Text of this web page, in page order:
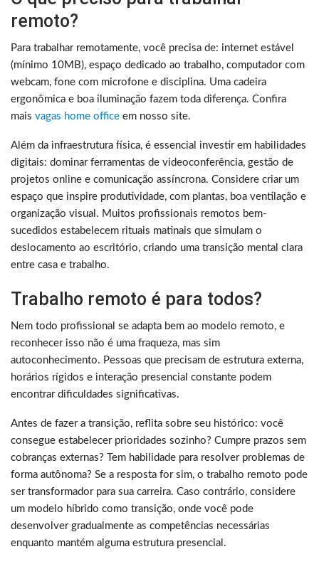
remoto?
Para trabalhar remotamente, você precisa de: internet estável
(mínimo 10MB), espaço dedicado ao trabalho, computador com
webcam, fone com microfone e disciplina. Uma cadeira
ergonômica e boa iluminação fazem toda diferença. Confira
mais vagas home office em nosso site.
Além da infraestrutura física, é essencial investir em habilidades
digitais: dominar ferramentas de videoconferência, gestão de
projetos online e comunicação assíncrona. Considere criar um
espaço que inspire produtividade, com plantas, boa ventilação e
organização visual. Muitos profissionais remotos bem-
sucedidos estabelecem rituais matinais que simulam o
deslocamento ao escritório, criando uma transição mental clara
entre casa e trabalho.
Trabalho remoto é para todos?
Nem todo profissional se adapta bem ao modelo remoto, e
reconhecer isso não é uma fraqueza, mas sim
autoconhecimento. Pessoas que precisam de estrutura externa,
horários rígidos e interação presencial constante podem
encontrar dificuldades significativas.
Antes de fazer a transição, reflita sobre seu histórico: você
consegue estabelecer prioridades sozinho? Cumpre prazos sem
cobranças externas? Tem habilidade para resolver problemas de
forma autônoma? Se a resposta for sim, o trabalho remoto pode
ser transformador para sua carreira. Caso contrário, considere
um modelo híbrido como transição, onde você pode
desenvolver gradualmente as competências necessárias
enquanto mantém alguma estrutura presencial.